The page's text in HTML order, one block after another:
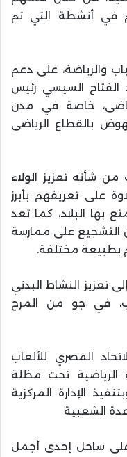
في أنشطة التي تم
والرياضة، على دعم
السيسي رئيس
خاصة في مدن
بالقطاع الرياضى
شأنه تعزيز الولاء
على تعريفهم بأبرز
بها البلاد، كما تعد
التشجيع على ممارسة
بطبيعة مختلفة.
تعزيز النشاط البدني
في جو من المرح
المصري للألعاب
الرياضية تحت مظلة
الإدارة المركزية
الشعبية
على ساحل إحدى أجمل